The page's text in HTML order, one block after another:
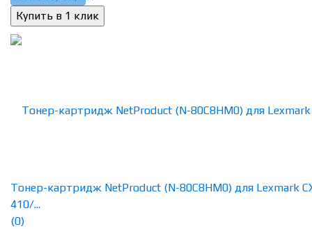
Тонер-картридж NetProduct (N-80C8HM0) для Lexmark
410/...
(0)